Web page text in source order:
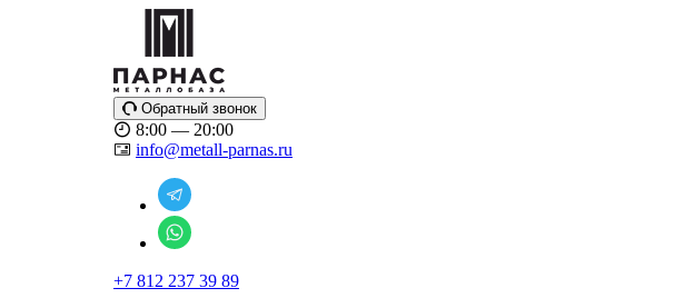
Обратный звонок
8:00 — 20:00
info@metall-parnas.ru
+7 812 237 39 89